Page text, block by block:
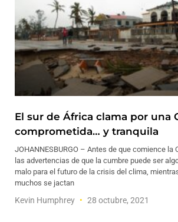
El sur de África clama por una
comprometida… y tranquila
JOHANNESBURGO – Antes de que comience la
las advertencias de que la cumbre puede ser
malo para el futuro de la crisis del clima,
muchos se jactan
Kevin Humphrey 28 octubre, 2021